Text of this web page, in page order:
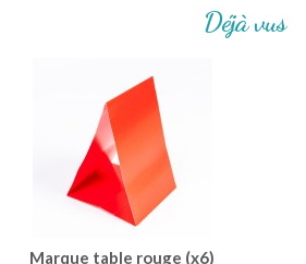
Déjà vus
Marque table rouge (x6)